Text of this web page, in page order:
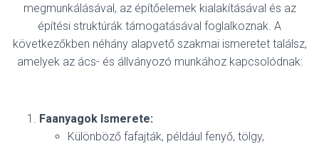
megmunkálásával, az építőelemek kialakításával és az
építési struktúrák támogatásával foglalkoznak. A
következőkben néhány alapvető szakmai ismeretet találsz,
amelyek az ács- és állványozó munkához kapcsolódnak:
Faanyagok Ismerete:
Különböző fafajták, például fenyő, tölgy,